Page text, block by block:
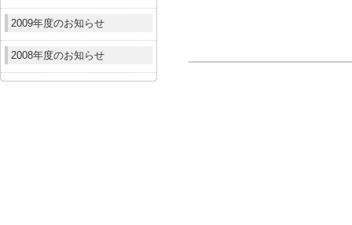
2009年度のお知らせ
2008年度のお知らせ